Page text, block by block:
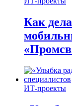
Как
ИТ-проекты